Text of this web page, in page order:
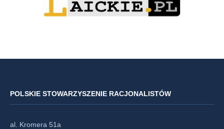
POLSKIE STOWARZYSZENIE RACJONALISTÓW
al. Kromera 51a